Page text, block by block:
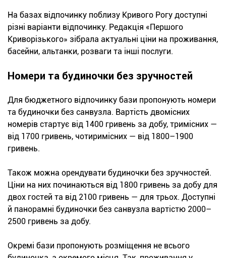
На базах відпочинку поблизу Кривого Рогу доступні
різні варіанти відпочинку. Редакція «Першого
Криворізького» зібрала актуальні ціни на проживання,
басейни, альтанки, розваги та інші послуги.
Номери та будиночки без зручностей
Для бюджетного відпочинку бази пропонують номери
та будиночки без санвузла. Вартість двомісних
номерів стартує від 1400 гривень за добу, тримісних —
від 1700 гривень, чотиримісних — від 1800–1900
гривень.
Також можна орендувати будиночки без зручностей.
Ціни на них починаються від 1800 гривень за добу для
двох гостей та від 2100 гривень — для трьох. Доступні
й панорамні будиночки без санвузла вартістю 2000–
2500 гривень за добу.
Окремі бази пропонують розміщення не всього